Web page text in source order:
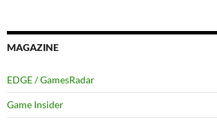
MAGAZINE
EDGE / GamesRadar
Game Insider